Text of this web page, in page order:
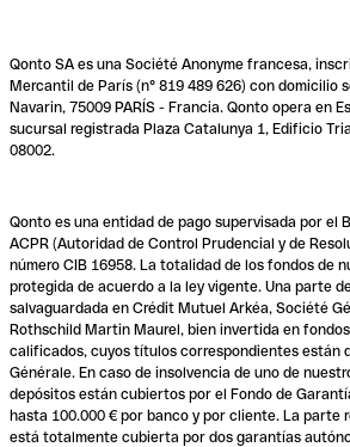
Qonto SA es una Société Anonyme francesa,
Mercantil de París (n° 819 489 626) con domicilio
Navarin, 75009 PARÍS - Francia. Qonto opera en
sucursal registrada Plaza Catalunya 1, Edificio
08002.
Qonto es una entidad de pago supervisada por el
ACPR (Autoridad de Control Prudencial y de
número CIB 16958. La totalidad de los fondos de
protegida de acuerdo a la ley vigente. Una parte
salvaguardada en Crédit Mutuel Arkéa, Société
Rothschild Martin Maurel, bien invertida en
calificados, cuyos títulos correspondientes están
Générale. En caso de insolvencia de uno de
depósitos están cubiertos por el Fondo de
hasta 100.000 € por banco y por cliente. La parte
está totalmente cubierta por dos garantías